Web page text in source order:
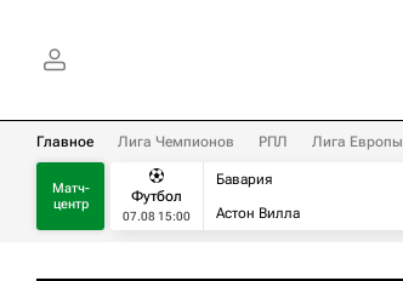
Главное Лига Чемпионов РПЛ Лига Европы
Матч-
центр
Футбол
07.08 15:00
Бавария
Астон Вилла